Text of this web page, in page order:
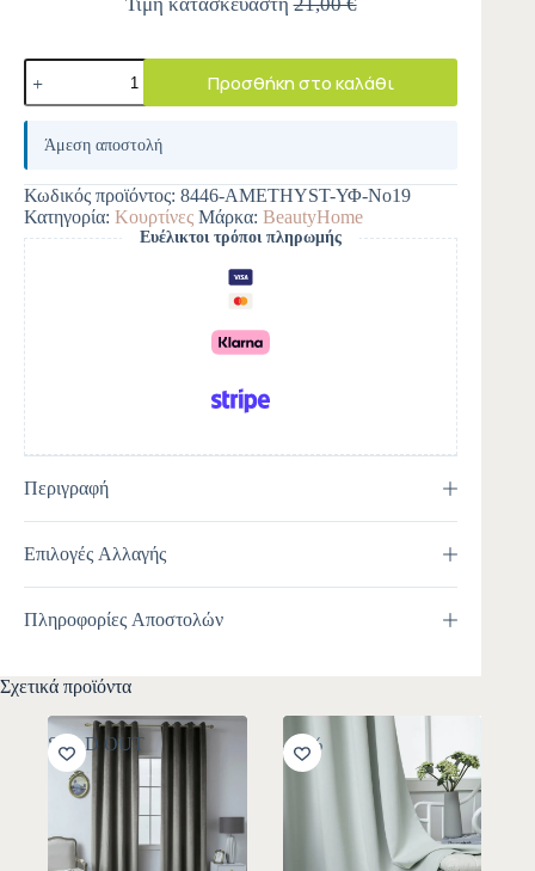
Προσθήκη στο καλάθι
A
e
r
n
a
t
i
v
e
:
Άμεση αποστολή
Κωδικός προϊόντος: 8446-AMETHYST-ΥΦ-Νο19
Κατηγορία: Κουρτίνες Μάρκα: BeautyHome
Ευέλικτοι τρόποι πληρωμής
Περιγραφή
Επιλογές Αλλαγής
Πληροφορίες Αποστολών
Σχετικά προϊόντα
SOLD OUT -11%